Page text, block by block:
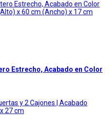
Estrecho, Acabado en Color